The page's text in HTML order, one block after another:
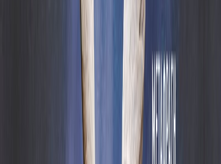
να συνδέονται με την εξαφάνιση της οικογένειας της Έμπα;
Μετάφραση από τα σουηδικά: Γρηγόρης Κονδύλης
Μακέτα εξωφύλλου: Βάσω Αβραμοπούλου/Α4 Art Design
© 2011 Camilla Läckberg
Published by arrangement with Nordin Agency AB, Sweden.
© 2022, εκδόσεις ΜΕΤΑΙΧΜΙΟ (για την ελληνική γλώσσα)
Αστυνομικό
Η γνώμη των ακροατών